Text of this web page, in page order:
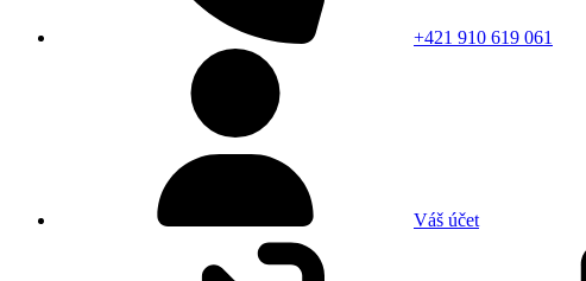
+421 910 619 061
Váš účet